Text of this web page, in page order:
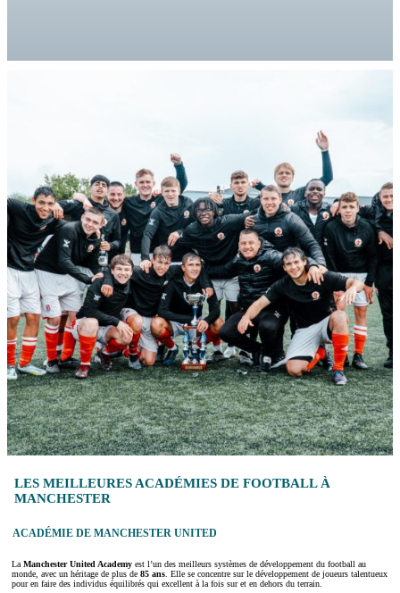
LES MEILLEURES ACADÉMIES DE FOOTBALL À
MANCHESTER
ACADÉMIE DE MANCHESTER UNITED
La Manchester United Academy est l’un des meilleurs systèmes de développement du football au
monde, avec un héritage de plus de 85 ans . Elle se concentre sur le développement de joueurs talentueux
pour en faire des individus équilibrés qui excellent à la fois sur et en dehors du terrain.